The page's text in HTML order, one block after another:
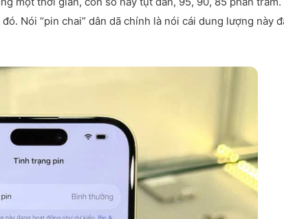
Nói “pin chai” dân dã chính là nói cái dung lượng này